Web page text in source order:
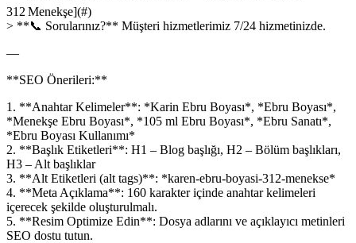
312 Menekşe](#)
> **📞 Sorularınız?** Müşteri hizmetlerimiz 7/24 hizmetinizde.
—
**SEO Önerileri:**
1. **Anahtar Kelimeler**: *Karin Ebru Boyası*, *Ebru Boyası*,
*Menekşe Ebru Boyası*, *105 ml Ebru Boyası*, *Ebru Sanatı*,
*Ebru Boyası Kullanımı*
2. **Başlık Etiketleri**: H1 – Blog başlığı, H2 – Bölüm başlıkları,
H3 – Alt başlıklar
3. **Alt Etiketleri (alt tags)**: *karen-ebru-boyasi-312-menekse*
4. **Meta Açıklama**: 160 karakter içinde anahtar kelimeleri
içerecek şekilde oluşturulmalı.
5. **Resim Optimize Edin**: Dosya adlarını ve açıklayıcı metinleri
SEO dostu tutun.